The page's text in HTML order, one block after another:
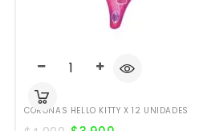
CORONAS HELLO KITTY X 12 UNIDADES